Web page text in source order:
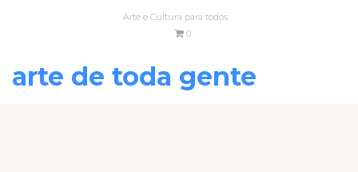
Arte e Cultura para todos
0
arte de toda gente